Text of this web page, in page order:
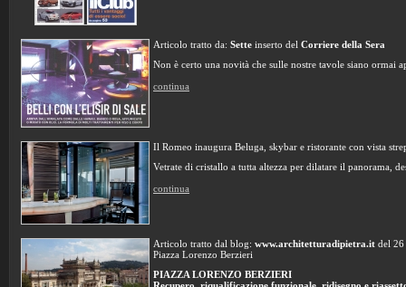
Articolo tratto da: Sette inserto del Corriere della Sera
Non è certo una novità che sulle nostre tavole siano ormai
continua
Il Romeo inaugura Beluga, skybar e ristorante con vista
Vetrate di cristallo a tutta altezza per dilatare il panorama,
continua
Articolo tratto dal blog: www.architetturadipietra.it del
Piazza Lorenzo Berzieri
PIAZZA LORENZO BERZIERI